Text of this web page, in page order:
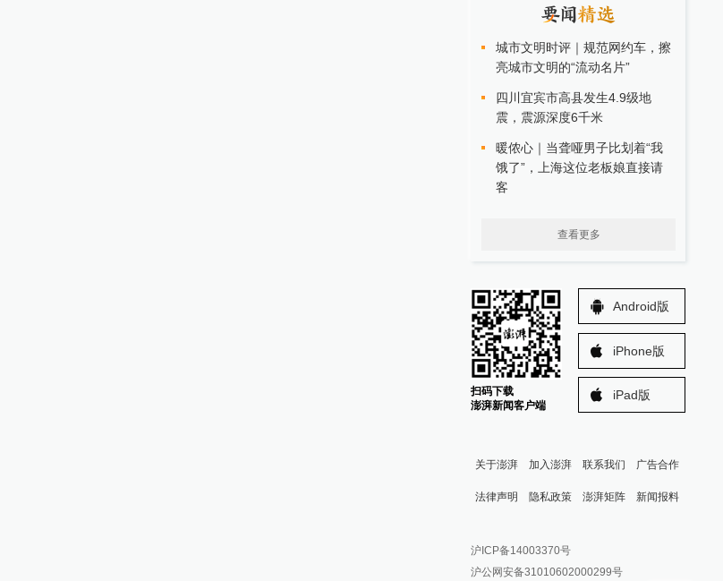
城市文明时评｜规范网约车，擦
亮城市文明的“流动名片”
四川宜宾市高县发生4.9级地
震，震源深度6千米
暖侬心｜当聋哑男子比划着“我
饿了”，上海这位老板娘直接请
客
查看更多
扫码下载
澎湃新闻客户端
Android版
iPhone版
iPad版
关于澎湃 加入澎湃 联系我们 广告合作
法律声明 隐私政策 澎湃矩阵
澎湃新闻公众号
新闻报料
报料邮箱: news@thepaper.cn
沪ICP备14003370号
沪公网安备31010602000299号